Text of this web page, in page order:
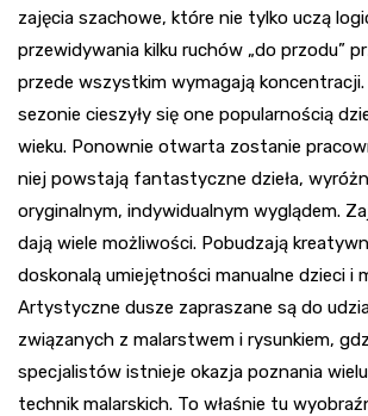
zajęcia szachowe, które nie tylko uczą
przewidywania kilku ruchów „do przodu”
przede wszystkim wymagają koncentracji.
sezonie cieszyły się one popularnością
wieku. Ponownie otwarta zostanie
niej powstają fantastyczne dzieła,
oryginalnym, indywidualnym wyglądem.
dają wiele możliwości. Pobudzają
doskonalą umiejętności manualne dzieci i
Artystyczne dusze zapraszane są do
związanych z malarstwem i rysunkiem,
specjalistów istnieje okazja poznania
technik malarskich. To właśnie tu